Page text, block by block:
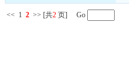
<< 1 2 >> [共2 页] Go